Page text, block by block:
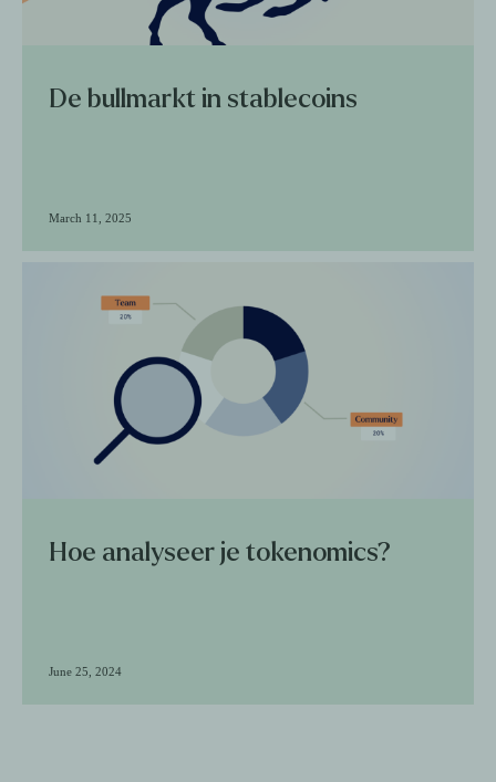
De bullmarkt in stablecoins
March 11, 2025
Hoe analyseer je tokenomics?
June 25, 2024